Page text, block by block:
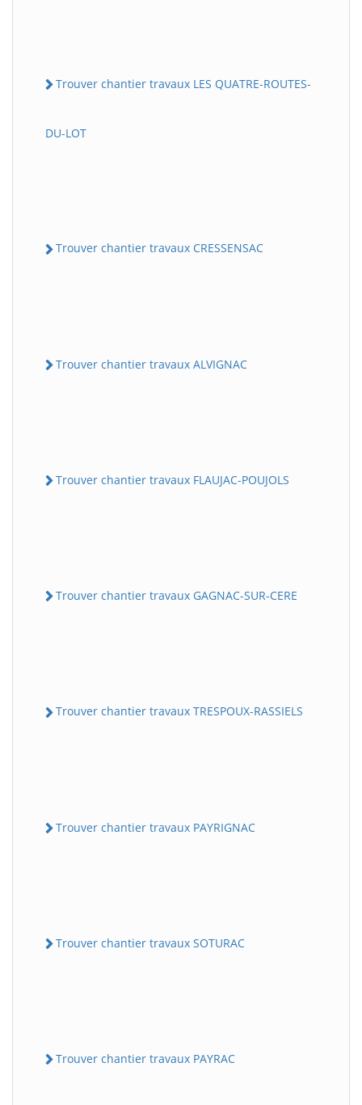
Trouver chantier travaux LES QUATRE-ROUTES-
DU-LOT
Trouver chantier travaux CRESSENSAC
Trouver chantier travaux ALVIGNAC
Trouver chantier travaux FLAUJAC-POUJOLS
Trouver chantier travaux GAGNAC-SUR-CERE
Trouver chantier travaux TRESPOUX-RASSIELS
Trouver chantier travaux PAYRIGNAC
Trouver chantier travaux SOTURAC
Trouver chantier travaux PAYRAC